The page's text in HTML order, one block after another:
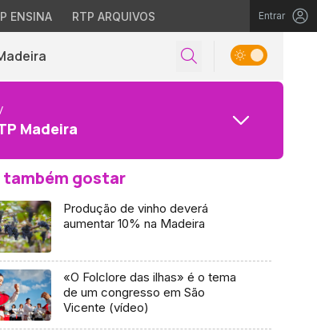
ENSINA RTP ARQUIVOS Entrar
Madeira
também gostar
Produção de vinho deverá
aumentar 10% na Madeira
«O Folclore das ilhas» é o tema
de um congresso em São
Vicente (vídeo)